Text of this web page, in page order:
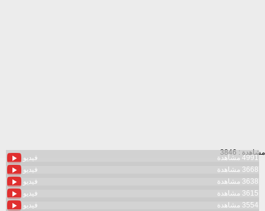
مشاهدة : 3846
فيديو
4991 مشاهدة
فيديو
3668 مشاهدة
فيديو
3638 مشاهدة
فيديو
3615 مشاهدة
فيديو
3554 مشاهدة